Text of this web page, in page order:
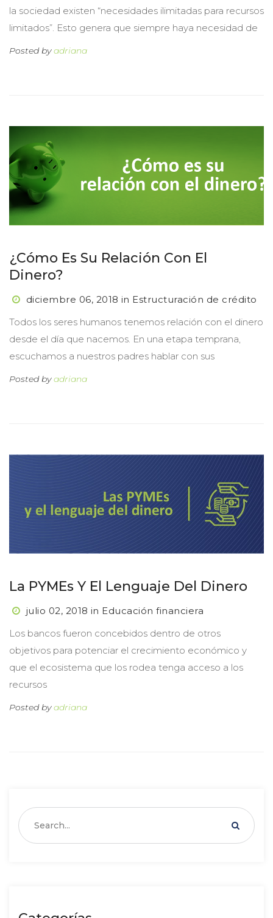
la sociedad existen “necesidades ilimitadas para recursos
limitados”. Esto genera que siempre haya necesidad de
Posted by adriana
¿Cómo Es Su Relación Con El
Dinero?
diciembre 06, 2018 in Estructuración de crédito
Todos los seres humanos tenemos relación con el dinero
desde el día que nacemos. En una etapa temprana,
escuchamos a nuestros padres hablar con sus
Posted by adriana
La PYMEs Y El Lenguaje Del Dinero
julio 02, 2018 in Educación financiera
Los bancos fueron concebidos dentro de otros
objetivos para potenciar el crecimiento económico y
que el ecosistema que los rodea tenga acceso a los
recursos
Posted by adriana